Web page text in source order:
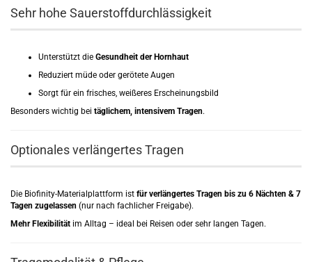
Sehr hohe Sauerstoffdurchlässigkeit
Unterstützt die Gesundheit der Hornhaut
Reduziert müde oder gerötete Augen
Sorgt für ein frisches, weißeres Erscheinungsbild
Besonders wichtig bei täglichem, intensivem Tragen.
Optionales verlängertes Tragen
Die Biofinity-Materialplattform ist für verlängertes Tragen bis zu 6 Nächten & 7
Tagen zugelassen (nur nach fachlicher Freigabe).
Mehr Flexibilität im Alltag – ideal bei Reisen oder sehr langen Tagen.